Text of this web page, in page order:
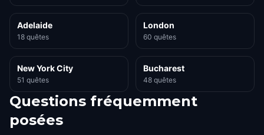
Adelaide
18 quêtes
London
60 quêtes
New York City
51 quêtes
Bucharest
48 quêtes
Questions fréquemment
posées